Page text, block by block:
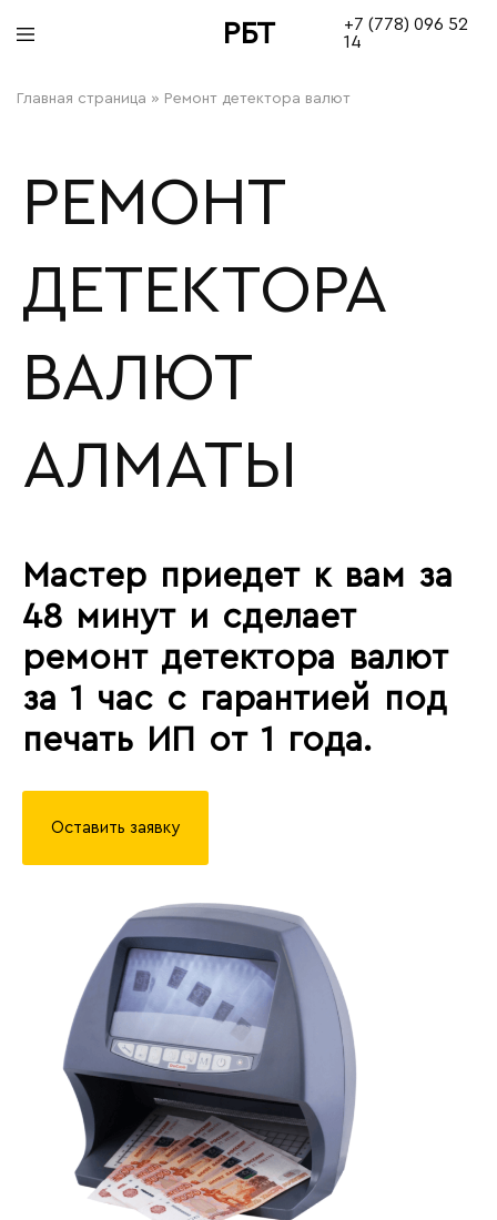
РБТ
+7 (778) 096 52
14
Главная страница » Ремонт детектора валют
РЕМОНТ
ДЕТЕКТОРА
ВАЛЮТ
АЛМАТЫ
Мастер приедет к вам за
48 минут и сделает
ремонт детектора валют
за 1 час с гарантией под
печать ИП от 1 года.
Оставить заявку